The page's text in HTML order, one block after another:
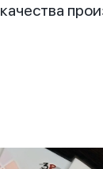
качества